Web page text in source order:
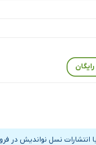
انتشارات نسل نواندیش در